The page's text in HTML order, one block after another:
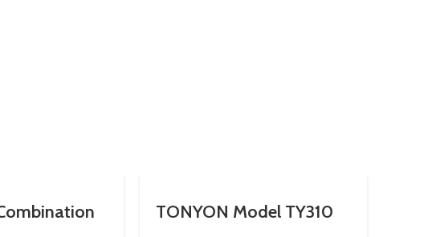
TONYON Model TY310